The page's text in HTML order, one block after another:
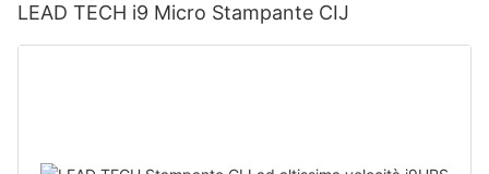
LEAD TECH i9 Micro Stampante CIJ